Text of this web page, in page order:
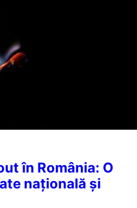
în România: O
națională și